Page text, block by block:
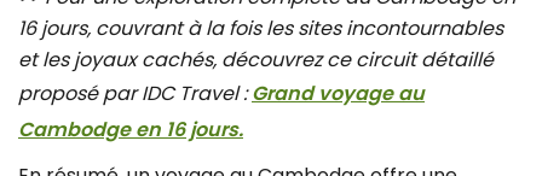
16 jours, couvrant à la fois les sites incontournables
et les joyaux cachés, découvrez ce circuit détaillé
proposé par IDC Travel :Grand voyage au
Cambodge en 16 jours.